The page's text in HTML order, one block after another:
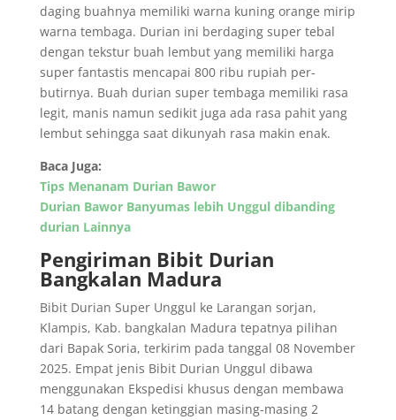
daging buahnya memiliki warna kuning orange mirip
warna tembaga. Durian ini berdaging super tebal
dengan tekstur buah lembut yang memiliki harga
super fantastis mencapai 800 ribu rupiah per-
butirnya. Buah durian super tembaga memiliki rasa
legit, manis namun sedikit juga ada rasa pahit yang
lembut sehingga saat dikunyah rasa makin enak.
Baca Juga:
Tips Menanam Durian Bawor
Durian Bawor Banyumas lebih Unggul dibanding
durian Lainnya
Pengiriman Bibit Durian
Bangkalan Madura
Bibit Durian Super Unggul ke Larangan sorjan,
Klampis, Kab. bangkalan Madura tepatnya pilihan
dari Bapak Soria, terkirim pada tanggal 08 November
2025. Empat jenis Bibit Durian Unggul dibawa
menggunakan Ekspedisi khusus dengan membawa
14 batang dengan ketinggian masing-masing 2